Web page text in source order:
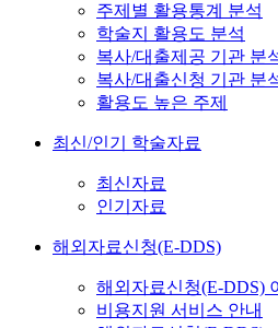
주제별 활용통계 분석
학술지 활용도 분석
복사/대출제공 기관 분
복사/대출신청 기관 분
활용도 높은 주제
최신/인기 학술자료
최신자료
인기자료
해외자료신청(E-DDS)
해외자료신청(E-DDS)
비용지원 서비스 안내